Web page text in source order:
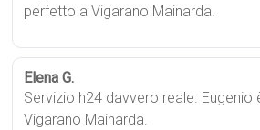
perfetto a Vigarano Mainarda.
Elena G.
Servizio h24 davvero reale. Eugenio
Vigarano Mainarda.